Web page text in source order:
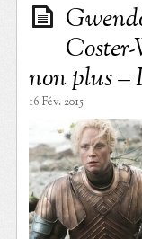
non plus –
16 Fév. 2015